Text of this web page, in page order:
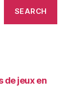
SEARCH
de jeux en